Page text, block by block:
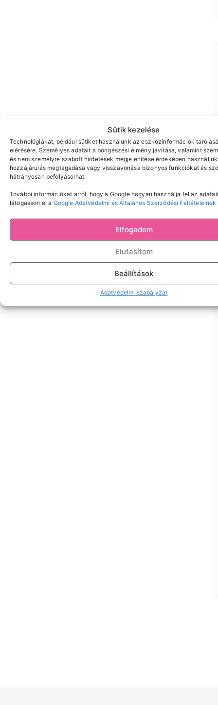
Sütik kezelése
Technológiákat, például sütiket használunk az eszközinformációk
elérésére. Személyes adatait a böngészési élmény javítása, valamint
és nem személyre szabott hirdetések megjelenítése érdekében
hozzájárulás megtagadása vagy visszavonása bizonyos funkciókat és
hátrányosan befolyásolhat.
További információkat arról, hogy a Google hogyan használja fel az
látogasson el a Google Adatvédelmi és Általános Szerződési Feltételeinek
Elfogadom
Elutasítom
Beállítások
Adatvédelmi szabályzat